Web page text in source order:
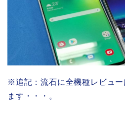
※追記：流石に全機種レビュー
ます・・・。